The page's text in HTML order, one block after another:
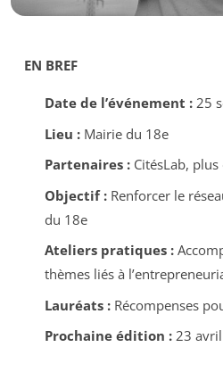
EN BREF
Date de l’événement :25
Lieu :Mairie du 18e
Partenaires :CitésLab, plus
Objectif :Renforcer le
du 18e
Ateliers pratiques :
thèmes liés à
Lauréats :Récompenses
Prochaine édition :23